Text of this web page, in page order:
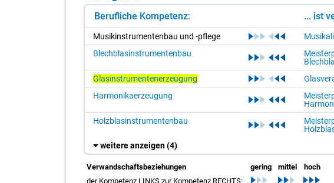
Berufliche Kompetenz: ... ist
Mu­sik­in­stru­men­ten­bau und -pfle­ge
Blechblasinstrumentenbau
Glasinstrumentenerzeugung
Harmonikaerzeugung
Holzblasinstrumentenbau
weitere anzeigen(4)
Verwandschaftsbeziehungen gering mittel
hoch
der Kompetenz LINKS zur Kompetenz RECHTS: